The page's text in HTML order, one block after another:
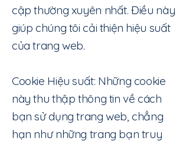
cập thường xuyên nhất. Điều này
giúp chúng tôi cải thiện hiệu suất
của trang web.
Cookie Hiệu suất: Những cookie
này thu thập thông tin về cách
bạn sử dụng trang web, chẳng
hạn như những trang bạn truy